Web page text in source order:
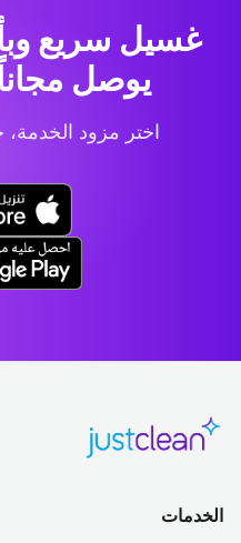
غسيل سريع
يوصل
اختر مزود
الخدمات